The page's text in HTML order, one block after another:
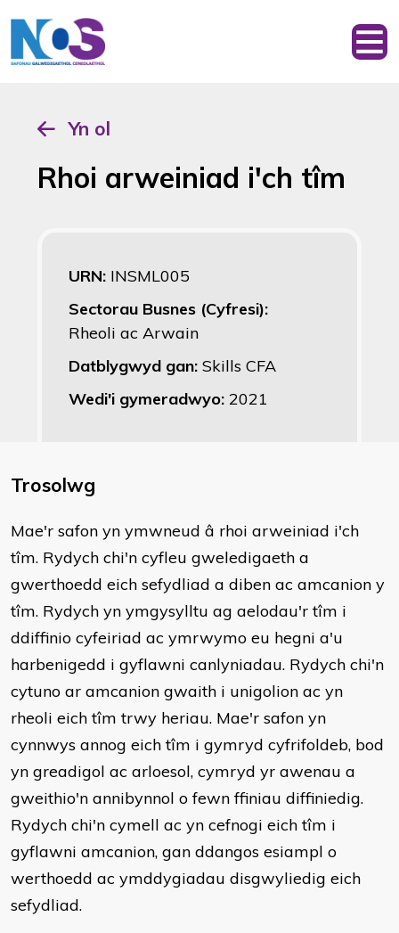
Yn ol
Rhoi arweiniad i'ch tîm
URN: INSML005
Sectorau Busnes (Cyfresi):
Rheoli ac Arwain
Datblygwyd gan: Skills CFA
Wedi'i gymeradwyo: 2021
Trosolwg
Mae'r safon yn ymwneud â rhoi arweiniad i'ch
tîm. Rydych chi'n cyfleu gweledigaeth a
gwerthoedd eich sefydliad a diben ac amcanion y
tîm. Rydych yn ymgysylltu ag aelodau'r tîm i
ddiffinio cyfeiriad ac ymrwymo eu hegni a'u
harbenigedd i gyflawni canlyniadau. Rydych chi'n
cytuno ar amcanion gwaith i unigolion ac yn
rheoli eich tîm trwy heriau. Mae'r safon yn
cynnwys annog eich tîm i gymryd cyfrifoldeb, bod
yn greadigol ac arloesol, cymryd yr awenau a
gweithio'n annibynnol o fewn ffiniau diffiniedig.
Rydych chi'n cymell ac yn cefnogi eich tîm i
gyflawni amcanion, gan ddangos esiampl o
werthoedd ac ymddygiadau disgwyliedig eich
sefydliad.